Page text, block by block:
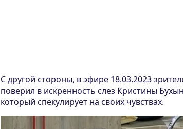
С другой стороны, в эфире 18.03.2023
поверил в искренность слез Кристины
который спекулирует на своих чувствах.